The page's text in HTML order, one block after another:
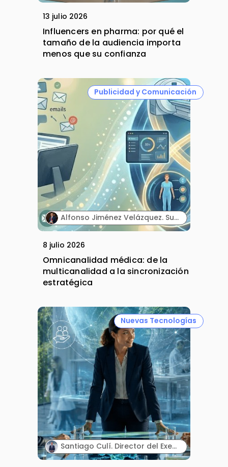
13 julio 2026
Influencers en pharma: por qué el
tamaño de la audiencia importa
menos que su confianza
Publicidad y Comunicación
Alfonso Jiménez Velázquez. Subdirector corporativo de Marketing y Publicidad. Grupo Ultra Laboratorios.
8 julio 2026
Omnicanalidad médica: de la
multicanalidad a la sincronización
estratégica
Nuevas Tecnologías
Santiago Culí. Director del Executive Program en Asuntos Públicos y Comunicación en la Industria Farmacéutica de Cesif.